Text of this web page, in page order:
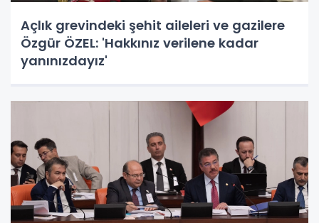
Açlık grevindeki şehit aileleri ve gazilere
Özgür ÖZEL: 'Hakkınız verilene kadar
yanınızdayız'